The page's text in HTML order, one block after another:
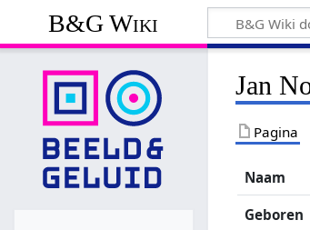
B&G Wiki
Jan
Pagina
Naam
Geboren